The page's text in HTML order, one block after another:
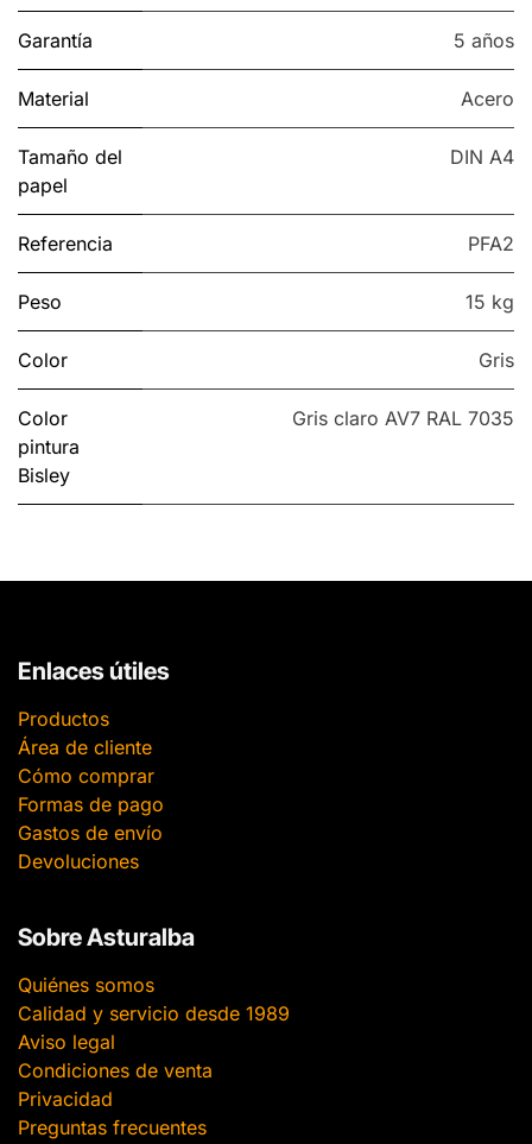
Garantía 5 años
Material Acero
Tamaño del
papel
DIN A4
Referencia PFA2
Peso 15 kg
Color Gris
Color
pintura
Bisley
Gris claro AV7 RAL 7035
Enlaces útiles
Productos
Área de cliente
Cómo comprar
Formas de pago
Gastos de envío
Devoluciones
Sobre Asturalba
Quiénes somos
Calidad y servicio desde 1989
Aviso legal
Condiciones de venta
Privacidad
Preguntas frecuentes